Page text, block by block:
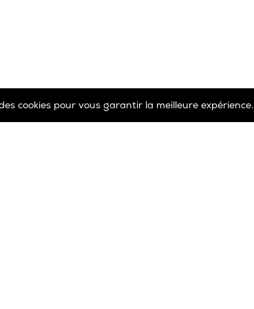
cookies pour vous garantir la meilleure expérience.